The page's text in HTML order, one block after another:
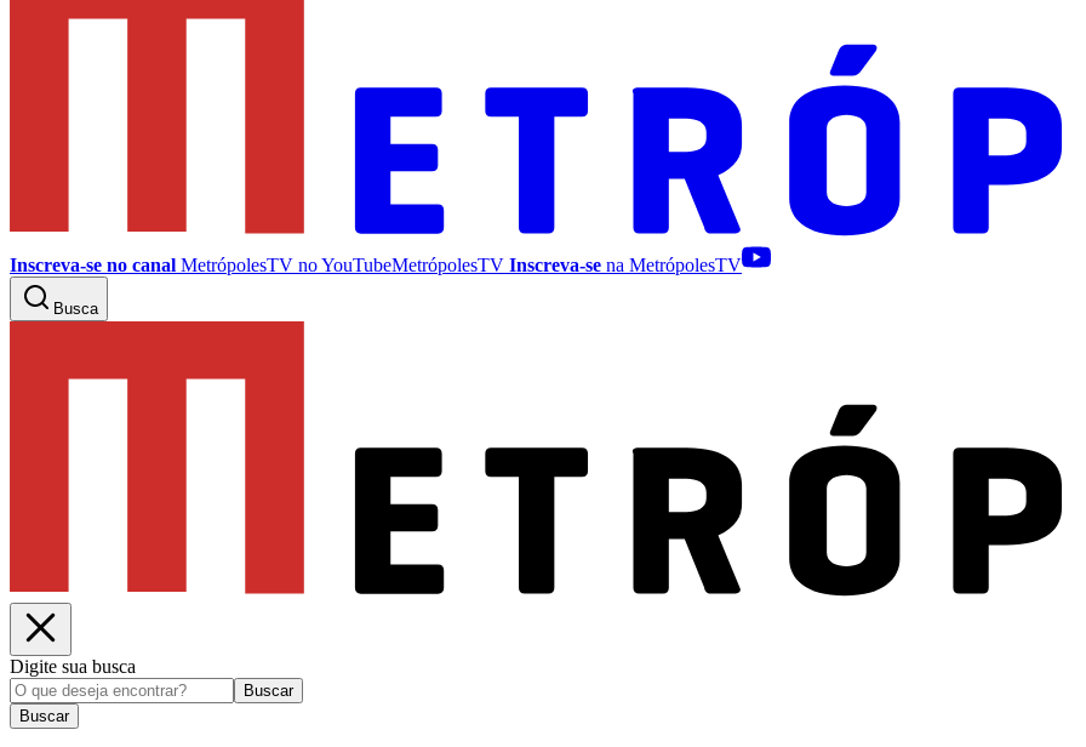
Inscreva-se no canal MetrópolesTV noYouTubeMetrópolesTV Inscreva-se na MetrópolesTV
Busca
Digite sua busca
Buscar
Buscar